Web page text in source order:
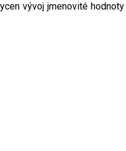
vývoj jmenovité